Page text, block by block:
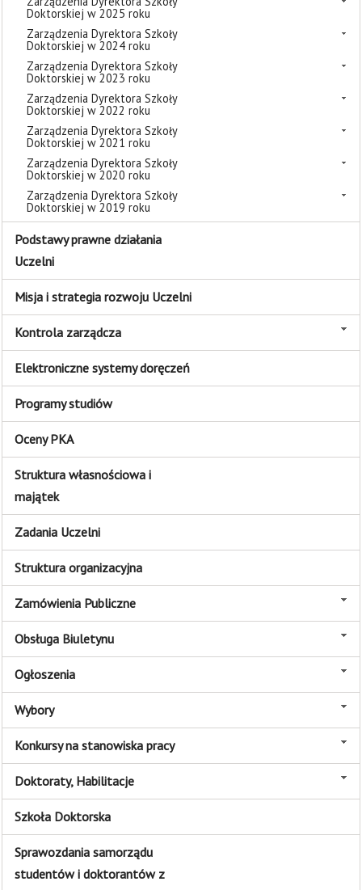
Doktorskiej w 2025 roku
Zarządzenia Dyrektora Szkoły
Doktorskiej w 2024 roku
Zarządzenia Dyrektora Szkoły
Doktorskiej w 2023 roku
Zarządzenia Dyrektora Szkoły
Doktorskiej w 2022 roku
Zarządzenia Dyrektora Szkoły
Doktorskiej w 2021 roku
Zarządzenia Dyrektora Szkoły
Doktorskiej w 2020 roku
Zarządzenia Dyrektora Szkoły
Doktorskiej w 2019 roku
Podstawy prawne działania
Uczelni
Misja i strategia rozwoju Uczelni
Kontrola zarządcza
Elektroniczne systemy doręczeń
Programy studiów
Oceny PKA
Struktura własnościowa i
majątek
Zadania Uczelni
Struktura organizacyjna
Zamówienia Publiczne
Obsługa Biuletynu
Ogłoszenia
Wybory
Konkursy na stanowiska pracy
Doktoraty, Habilitacje
Szkoła Doktorska
Sprawozdania samorządu
studentów i doktorantów z